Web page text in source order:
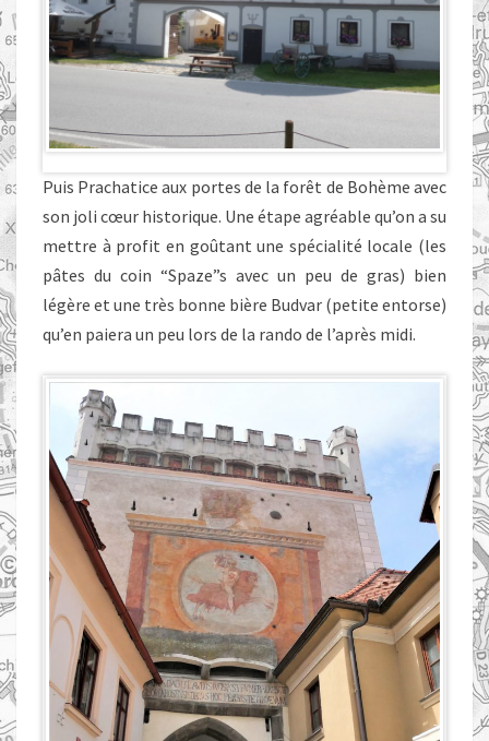
Puis Prachatice aux portes de la forêt de Bohème avec
son joli cœur historique. Une étape agréable qu’on a su
mettre à profit en goûtant une spécialité locale (les
pâtes du coin “Spaze”s avec un peu de gras) bien
légère et une très bonne bière Budvar (petite entorse)
qu’en paiera un peu lors de la rando de l’après midi.